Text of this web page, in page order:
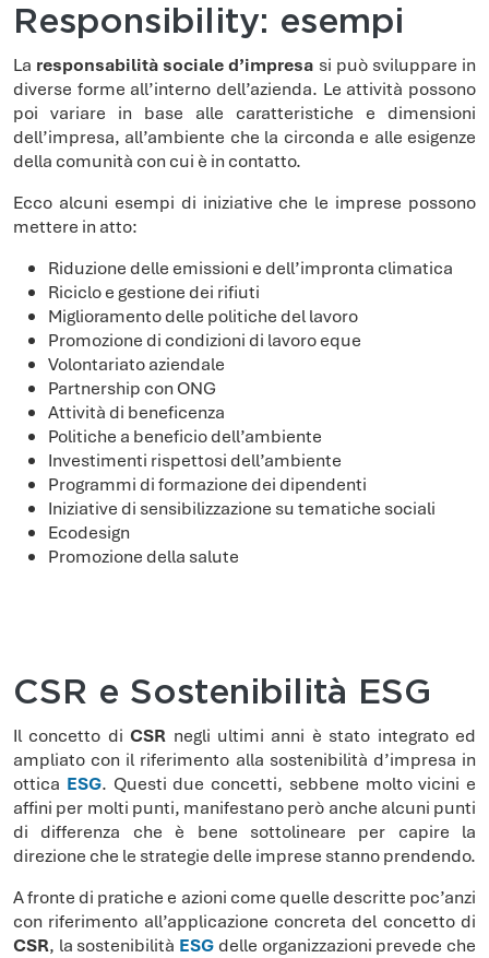
Responsibility: esempi
La responsabilità sociale d’impresa si può sviluppare in
diverse forme all’interno dell’azienda. Le attività possono
poi variare in base alle caratteristiche e dimensioni
dell’impresa, all’ambiente che la circonda e alle esigenze
della comunità con cui è in contatto.
Ecco alcuni esempi di iniziative che le imprese possono
mettere in atto:
Riduzione delle emissioni e dell’impronta climatica
Riciclo e gestione dei rifiuti
Miglioramento delle politiche del lavoro
Promozione di condizioni di lavoro eque
Volontariato aziendale
Partnership con ONG
Attività di beneficenza
Politiche a beneficio dell’ambiente
Investimenti rispettosi dell’ambiente
Programmi di formazione dei dipendenti
Iniziative di sensibilizzazione su tematiche sociali
Ecodesign
Promozione della salute
CSR e Sostenibilità ESG
Il concetto diCSR negli ultimi anni è stato integrato ed
ampliato con il riferimento alla sostenibilità d’impresa in
ottica ESG. Questi due concetti, sebbene molto vicini e
affini per molti punti, manifestano però anche alcuni punti
di differenza che è bene sottolineare per capire la
direzione che le strategie delle imprese stanno prendendo.
A fronte di pratiche e azioni come quelle descritte poc’anzi
con riferimento all’applicazione concreta del concetto di
CSR, la sostenibilità ESG delle organizzazioni prevede che